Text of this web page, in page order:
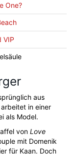
One?
VIP
aus
in einer
als Model.
von Love
mit Domenik
für Kaan. Doch